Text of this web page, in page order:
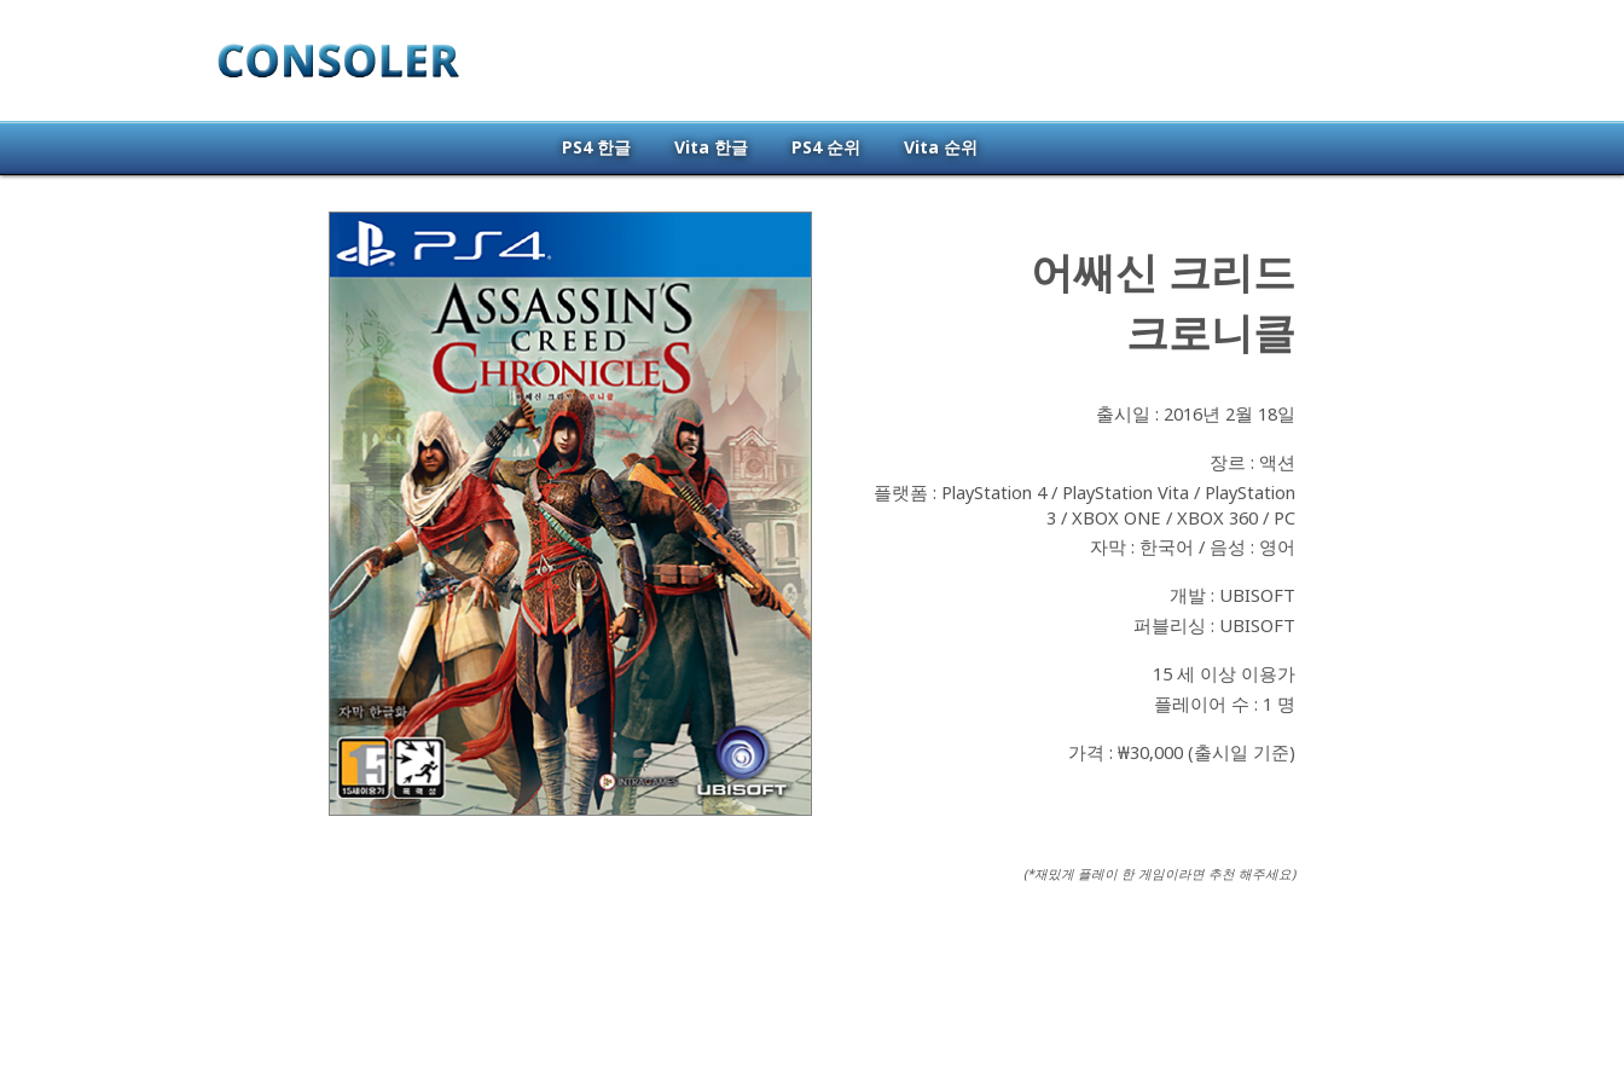
PS4 한글 Vita 한글 PS4 순위 Vita 순위
어쌔신 크리드
크로니클
출시일 : 2016년 2월 18일
장르 : 액션
플랫폼 : PlayStation 4 / PlayStation Vita / PlayStation
3 / XBOX ONE / XBOX 360 / PC
자막 : 한국어 / 음성 : 영어
개발 : UBISOFT
퍼블리싱 : UBISOFT
15 세 이상 이용가
플레이어 수 : 1 명
가격 : ₩30,000 (출시일 기준)
(*재밌게 플레이 한 게임이라면 추천 해주세요)